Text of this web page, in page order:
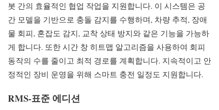
봇 간의 효율적인 협업 작업을 지원합니다. 이 시스템은 공
간 모델을 기반으로 충돌 감지를 수행하며, 차량 추적, 장애
물 회피, 혼잡도 감지, 교착 상태 방지와 같은 기능을 가능하
게 합니다. 또한 시간 창 히트맵 알고리즘을 사용하여 회피
동작의 수를 줄이고 최적 경로를 계획합니다. 지속적이고 안
정적인 장비 운영을 위해 스마트 충전 일정도 지원합니다.
RMS-표준 에디션